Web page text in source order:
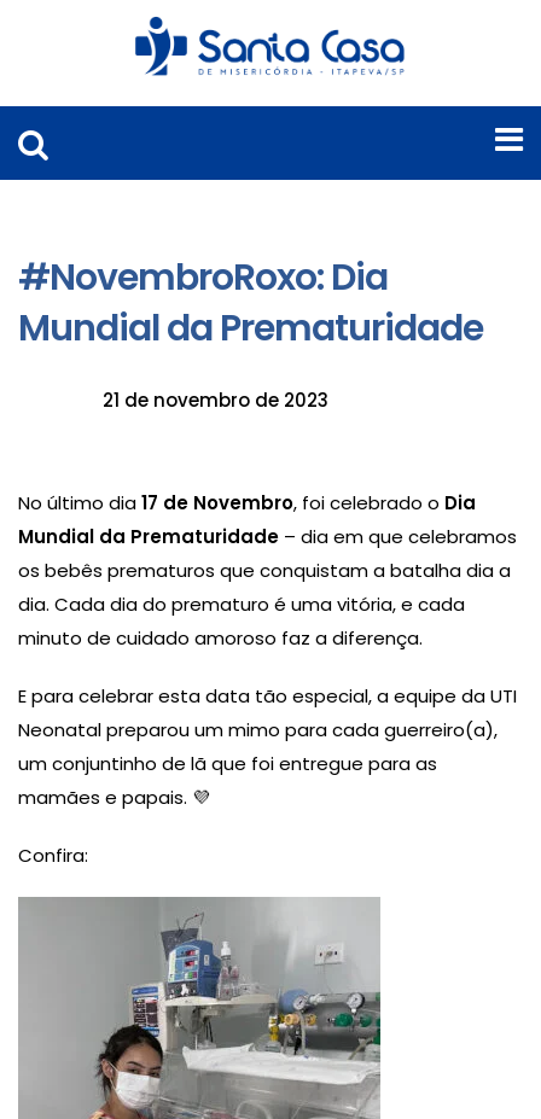
#NovembroRoxo: Dia
Mundial da Prematuridade
21 de novembro de 2023
No último dia17 de Novembro, foi celebrado o Dia
Mundial da Prematuridade – dia em que celebramos
os bebês prematuros que conquistam a batalha dia a
dia. Cada dia do prematuro é uma vitória, e cada
minuto de cuidado amoroso faz a diferença.
E para celebrar esta data tão especial, a equipe da UTI
Neonatal preparou um mimo para cada guerreiro(a),
um conjuntinho de lã que foi entregue para as
mamães e papais. 💜
Confira: